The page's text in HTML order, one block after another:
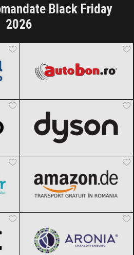
Black Friday
2026
2026